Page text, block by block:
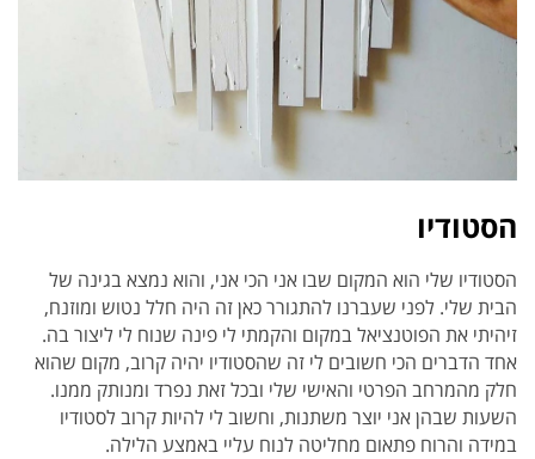
הסטודיו
הסטודיו שלי הוא המקום שבו אני הכי אני, והוא נמצא בגינה של
הבית שלי. לפני שעברנו להתגורר כאן זה היה חלל נטוש ומוזנח,
זיהיתי את הפוטנציאל במקום והקמתי לי פינה שנוח לי ליצור בה.
אחד הדברים הכי חשובים לי זה שהסטודיו יהיה קרוב, מקום שהוא
חלק מהמרחב הפרטי והאישי שלי ובכל זאת נפרד ומנותק ממנו.
השעות שבהן אני יוצר משתנות, וחשוב לי להיות קרוב לסטודיו
במידה והרוח פתאום מחליטה לנוח עליי באמצע הלילה.